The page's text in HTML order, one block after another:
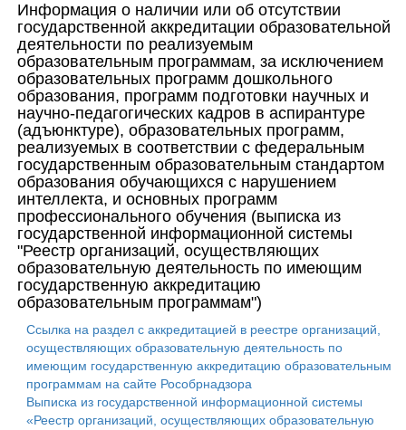
Информация о наличии или об отсутствии
государственной аккредитации образовательной
деятельности по реализуемым
образовательным программам, за исключением
образовательных программ дошкольного
образования, программ подготовки научных и
научно-педагогических кадров в аспирантуре
(адъюнктуре), образовательных программ,
реализуемых в соответствии с федеральным
государственным образовательным стандартом
образования обучающихся с нарушением
интеллекта, и основных программ
профессионального обучения (выписка из
государственной информационной системы
"Реестр организаций, осуществляющих
образовательную деятельность по имеющим
государственную аккредитацию
образовательным программам")
Ссылка на раздел с аккредитацией в реестре организаций,
осуществляющих образовательную деятельность по
имеющим государственную аккредитацию образовательным
программам на сайте Рособрнадзора
Выписка из государственной информационной системы
«Реестр организаций, осуществляющих образовательную